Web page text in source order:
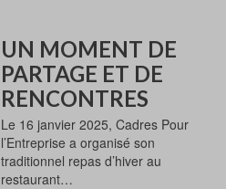
UN MOMENT DE
PARTAGE ET DE
RENCONTRES
Le 16 janvier 2025, Cadres Pour
l’Entreprise a organisé son
traditionnel repas d’hiver au
restaurant…